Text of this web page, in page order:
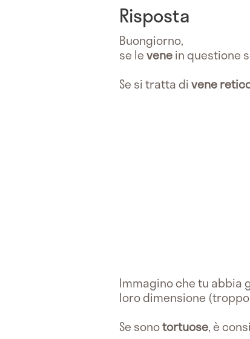
Risposta
Buongiorno,
se levenein questione
Se si tratta divene
Immagino che tu abbia
loro dimensione
Se sonotortuose, è